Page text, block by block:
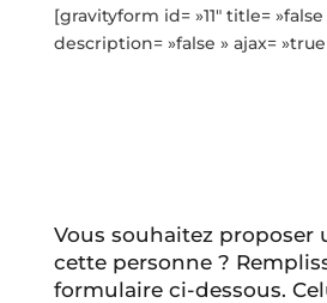
[gravityform id= »11″ title= »false
description= »false » ajax= »true
Vous souhaitez proposer
cette personne ?
formulaire ci-dessous.